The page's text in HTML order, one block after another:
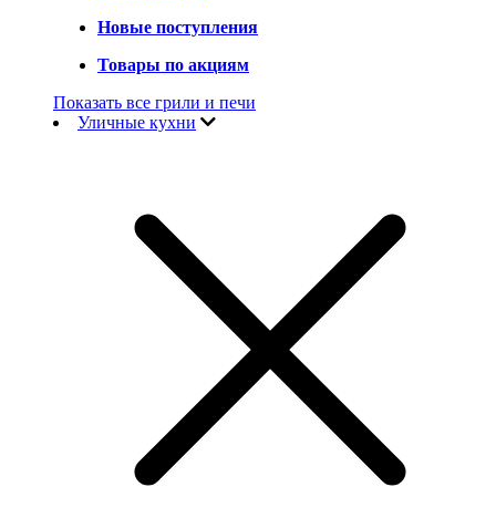
Новые поступления
Товары по акциям
Показать все грили и печи
Уличные кухни